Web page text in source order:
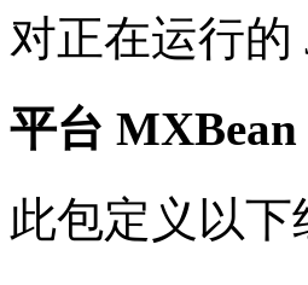
对正在运行的
平台 MXBean
此包定义以